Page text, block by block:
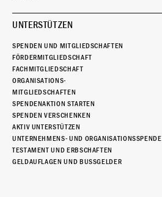
UNTERSTÜTZEN
SPENDEN UND MITGLIEDSCHAFTEN
FÖRDERMITGLIEDSCHAFT
FACHMITGLIEDSCHAFT
ORGANISATIONS-
MITGLIEDSCHAFTEN
SPENDENAKTION STARTEN
SPENDEN VERSCHENKEN
AKTIV UNTERSTÜTZEN
UNTERNEHMENS- UND
TESTAMENT UND ERBSCHAFTEN
GELDAUFLAGEN UND BUSSGELDER